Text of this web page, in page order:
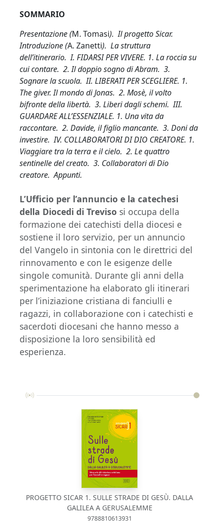
SOMMARIO
Presentazione (M. Tomasi). Il progetto Sicar.
Introduzione (A. Zanetti). La struttura
dell’itinerario. I. FIDARSI PER VIVERE. 1. La roccia su
cui contare. 2. Il doppio sogno di Abram. 3.
Sognare la scuola. II. LIBERATI PER SCEGLIERE. 1.
The giver. Il mondo di Jonas. 2. Mosè, il volto
bifronte della libertà. 3. Liberi dagli schemi. III.
GUARDARE ALL’ESSENZIALE. 1. Una vita da
raccontare. 2. Davide, il figlio mancante. 3. Doni da
investire. IV. COLLABORATORI DI DIO CREATORE. 1.
Viaggiare tra la terra e il cielo. 2. Le quattro
sentinelle del creato. 3. Collaboratori di Dio
creatore. Appunti.
L’Ufficio per l’annuncio e la catechesi
della Diocedi di Treviso si occupa della
formazione dei catechisti della diocesi e
sostiene il loro servizio, per un annuncio
del Vangelo in sintonia con le direttrici del
rinnovamento e con le esigenze delle
singole comunità. Durante gli anni della
sperimentazione ha elaborato gli itinerari
per l’iniziazione cristiana di fanciulli e
ragazzi, in collaborazione con i catechisti e
sacerdoti diocesani che hanno messo a
disposizione la loro sensibilità ed
esperienza.
PROGETTO SICAR 1. SULLE STRADE DI GESÙ. DALLA
GALILEA A GERUSALEMME
9788810613931